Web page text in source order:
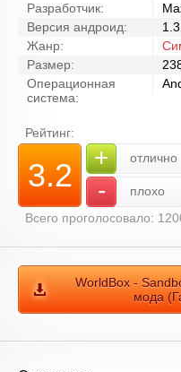
Разработчик:
Версия андроид:
Жанр:
Размер:
Операционная
система:
Рейтинг:
3.2 + отлично
-
плохо
Всего проголосовало:
WorldBox -
мода